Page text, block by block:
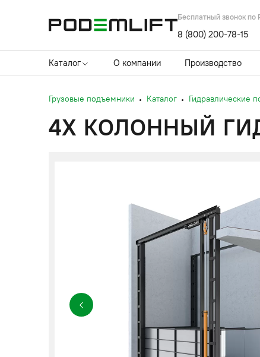
Бесплатный звонок по
8 (800) 200-78-15
Каталог О компании Производство
Грузовые подъемники Каталог Гидравлические
4Х КОЛОННЫЙ